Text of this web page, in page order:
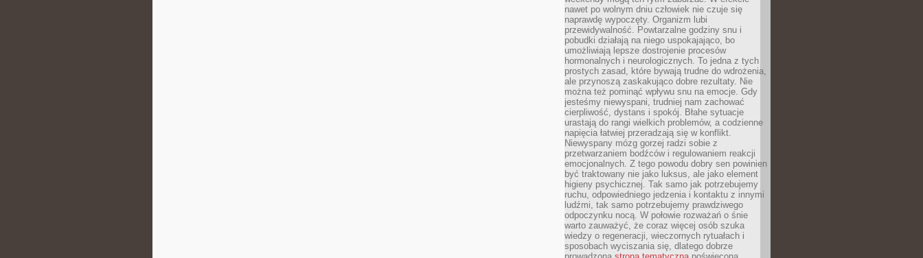
nawet po wolnym dniu człowiek nie czuje się
naprawdę wypoczęty. Organizm lubi
przewidywalność. Powtarzalne godziny snu i
pobudki działają na niego uspokajająco, bo
umożliwiają lepsze dostrojenie procesów
hormonalnych i neurologicznych. To jedna z tych
prostych zasad, które bywają trudne do wdrożenia,
ale przynoszą zaskakująco dobre rezultaty. Nie
można też pominąć wpływu snu na emocje. Gdy
jesteśmy niewyspani, trudniej nam zachować
cierpliwość, dystans i spokój. Błahe sytuacje
urastają do rangi wielkich problemów, a codzienne
napięcia łatwiej przeradzają się w konflikt.
Niewyspany mózg gorzej radzi sobie z
przetwarzaniem bodźców i regulowaniem reakcji
emocjonalnych. Z tego powodu dobry sen powinien
być traktowany nie jako luksus, ale jako element
higieny psychicznej. Tak samo jak potrzebujemy
ruchu, odpowiedniego jedzenia i kontaktu z innymi
ludźmi, tak samo potrzebujemy prawdziwego
odpoczynku nocą. W połowie rozważań o śnie
warto zauważyć, że coraz więcej osób szuka
wiedzy o regeneracji, wieczornych rytuałach i
sposobach wyciszania się, dlatego dobrze